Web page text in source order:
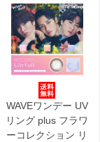
WAVEワンデー UV
リング plus フラワ
ーコレクション リ